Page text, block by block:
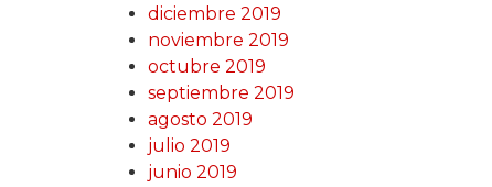
diciembre 2019
noviembre 2019
octubre 2019
septiembre 2019
agosto 2019
julio 2019
junio 2019